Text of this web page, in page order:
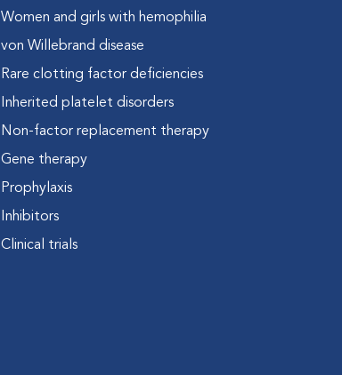
Women and girls with hemophilia
von Willebrand disease
Rare clotting factor deficiencies
Inherited platelet disorders
Non-factor replacement therapy
Gene therapy
Prophylaxis
Inhibitors
Clinical trials